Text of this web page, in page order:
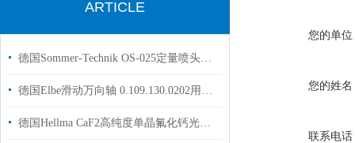
ARTICLE
德国Sommer-Technik OS-025定量喷头用于模具制造行业使用
德国Elbe滑动万向轴 0.109.130.0202用户于汽车行业中国代理现货
德国Hellma CaF2高纯度单晶氟化钙光学材料低色散原厂直销
您的单位
您的姓名
联系电话